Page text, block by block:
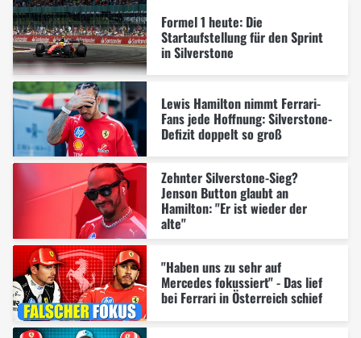
Formel 1 heute: Die
Startaufstellung für den Sprint
in Silverstone
Lewis Hamilton nimmt Ferrari-
Fans jede Hoffnung: Silverstone-
Defizit doppelt so groß
Zehnter Silverstone-Sieg?
Jenson Button glaubt an
Hamilton: "Er ist wieder der
alte"
"Haben uns zu sehr auf
Mercedes fokussiert" - Das lief
bei Ferrari in Österreich schief